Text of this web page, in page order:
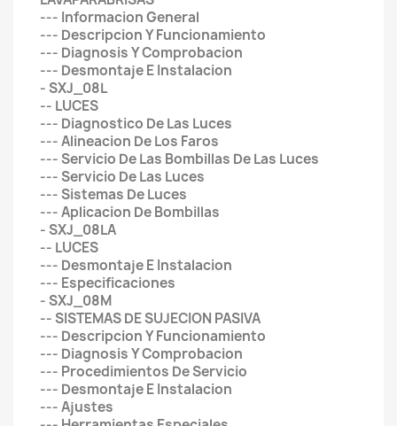
--- Informacion General
--- Descripcion Y Funcionamiento
--- Diagnosis Y Comprobacion
--- Desmontaje E Instalacion
- SXJ_08L
-- LUCES
--- Diagnostico De Las Luces
--- Alineacion De Los Faros
--- Servicio De Las Bombillas De Las Luces
--- Servicio De Las Luces
--- Sistemas De Luces
--- Aplicacion De Bombillas
- SXJ_08LA
-- LUCES
--- Desmontaje E Instalacion
--- Especificaciones
- SXJ_08M
-- SISTEMAS DE SUJECION PASIVA
--- Descripcion Y Funcionamiento
--- Diagnosis Y Comprobacion
--- Procedimientos De Servicio
--- Desmontaje E Instalacion
--- Ajustes